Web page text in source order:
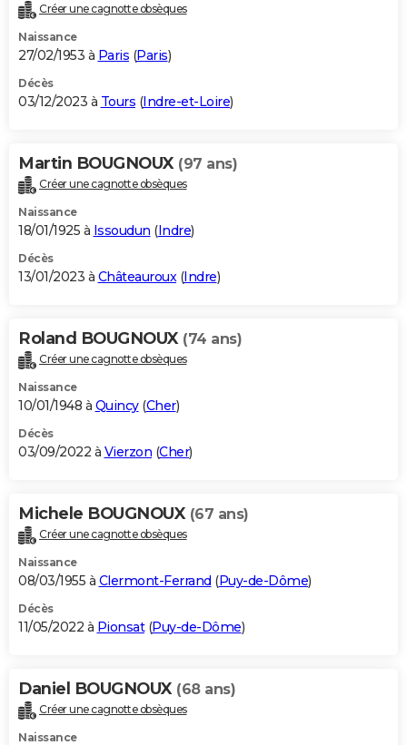
Créer une cagnotte obsèques
Naissance
27/02/1953 à Paris (Paris)
Décès
03/12/2023 à Tours (Indre-et-Loire)
Martin BOUGNOUX (97 ans)
Créer une cagnotte obsèques
Naissance
18/01/1925 à Issoudun (Indre)
Décès
13/01/2023 à Châteauroux(Indre)
Roland BOUGNOUX (74 ans)
Créer une cagnotte obsèques
Naissance
10/01/1948 à Quincy(Cher)
Décès
03/09/2022 à Vierzon (Cher)
Michele BOUGNOUX (67 ans)
Créer une cagnotte obsèques
Naissance
08/03/1955 à Clermont-Ferrand (Puy-de-Dôme)
Décès
11/05/2022 à Pionsat(Puy-de-Dôme)
Daniel BOUGNOUX (68 ans)
Créer une cagnotte obsèques
Naissance